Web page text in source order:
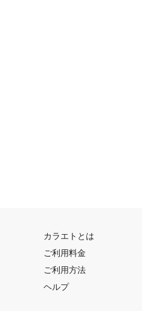
カラエトとは
ご利用料金
ご利用方法
ヘルプ